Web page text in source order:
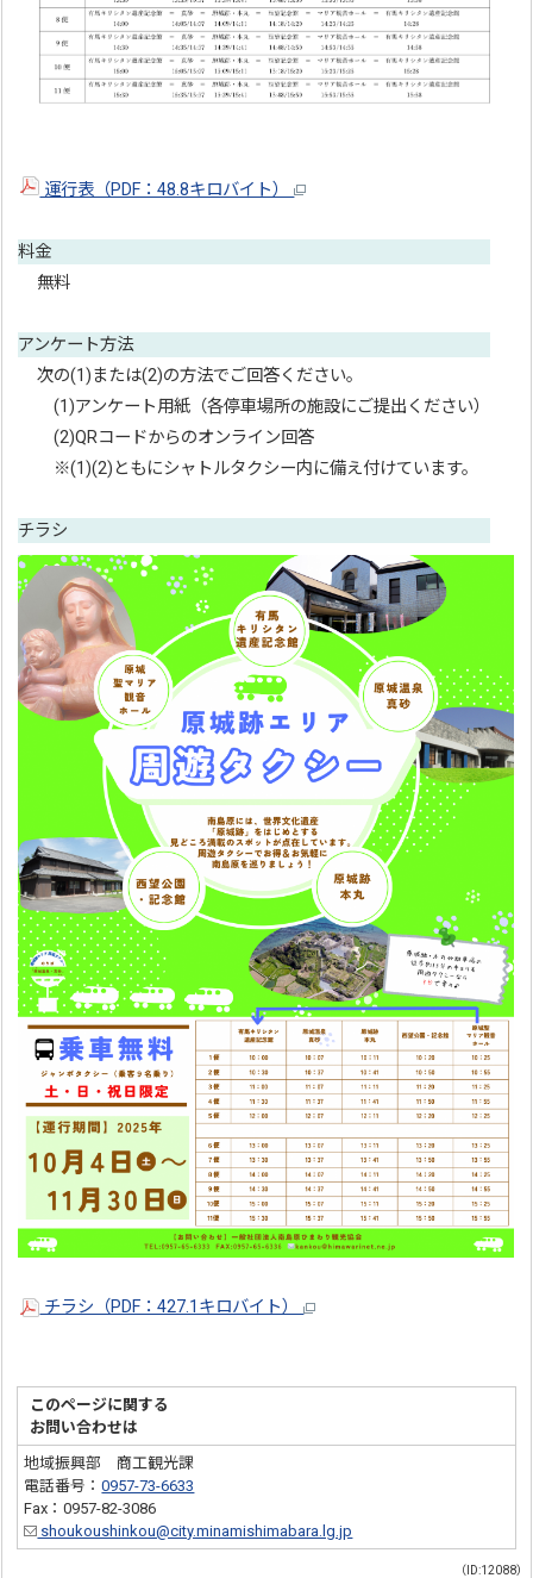
運行表（PDF：48.8キロバイト）
料金
無料
アンケート方法
次の(1)または(2)の方法でご回答ください。
(1)アンケート用紙（各停車場所の施設にご提出ください）
(2)QRコードからのオンライン回答
※(1)(2)ともにシャトルタクシー内に備え付けています。
チラシ
チラシ（PDF：427.1キロバイト）
このページに関する
お問い合わせは
地域振興部 商工観光課
電話番号：0957-73-6633
Fax：0957-82-3086
shoukoushinkou@city.minamishimabara.lg.jp
（ID:12088）